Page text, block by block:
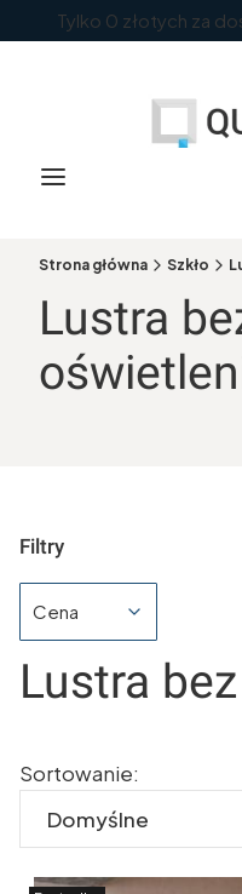
Tylko 0 złotych za
Menu
Strona główna Szkło
Lustra
Filtry
Cena
Koniec filtrów
Lustra
Lista
Sortowanie:
Domyślne